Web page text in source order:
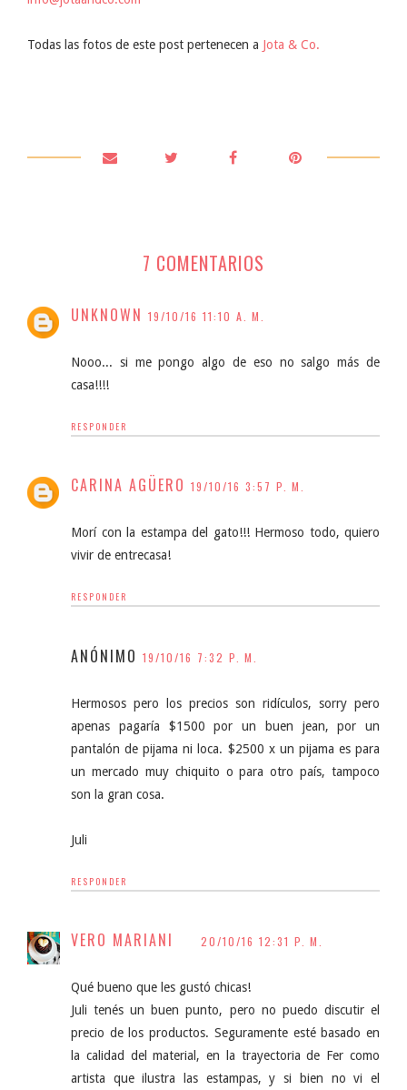
Todas las fotos de este post pertenecen a Jota & Co.
7 COMENTARIOS
UNKNOWN 19/10/16 11:10 A. M.
Nooo... si me pongo algo de eso no salgo más de
casa!!!!
RESPONDER
CARINA AGÜERO 19/10/16 3:57 P. M.
Morí con la estampa del gato!!! Hermoso todo, quiero
vivir de entrecasa!
RESPONDER
ANÓNIMO 19/10/16 7:32 P. M.
Hermosos pero los precios son ridículos, sorry pero
apenas pagaría $1500 por un buen jean, por un
pantalón de pijama ni loca. $2500 x un pijama es para
un mercado muy chiquito o para otro país, tampoco
son la gran cosa.
Juli
RESPONDER
VERO MARIANI 20/10/16 12:31 P. M.
Qué bueno que les gustó chicas!
Juli tenés un buen punto, pero no puedo discutir el
precio de los productos. Seguramente esté basado en
la calidad del material, en la trayectoria de Fer como
artista que ilustra las estampas, y si bien no vi el